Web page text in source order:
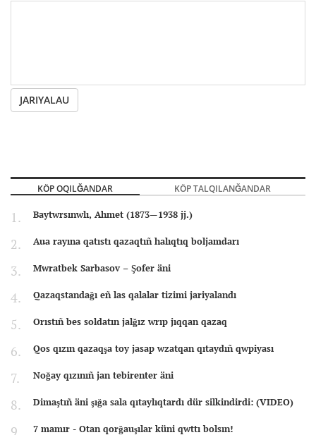
JARIYALAU
KÖP OQILĞANDAR KÖP TALQILANĞANDAR
Baytwrsınwlı, Ahmet (1873—1938 jj.)
Aua rayına qatıstı qazaqtıñ halıqtıq boljamdarı
Mwratbek Sarbasov – Şofer äni
Qazaqstandağı eñ las qalalar tizimi jariyalandı
Orıstıñ bes soldatın jalğız wrıp jıqqan qazaq
Qos qızın qazaqşa toy jasap wzatqan qıtaydıñ qwpiyası
Noğay qızınıñ jan tebirenter äni
Dimaştıñ äni şığa sala qıtaylıqtardı dür silkindirdi: (VIDEO)
7 mamır - Otan qorğauşılar küni qwttı bolsın!